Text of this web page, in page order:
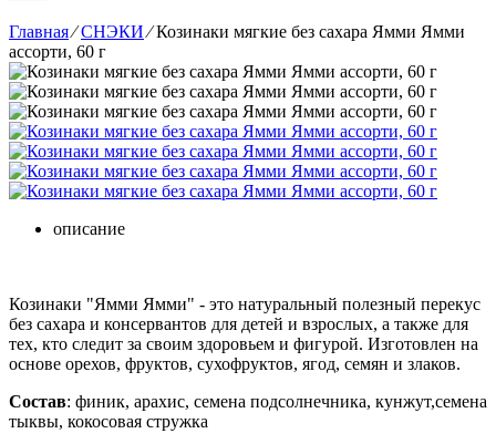
Главная⁄СНЭКИ ⁄ Козинаки мягкие без сахара Ямми Ямми
ассорти, 60 г
описание
Козинаки "Ямми Ямми" - это натуральный полезный перекус
без сахара и консервантов для детей и взрослых, а также для
тех, кто следит за своим здоровьем и фигурой. Изготовлен на
основе орехов, фруктов, сухофруктов, ягод, семян и злаков.
Состав: финик, арахис, семена подсолнечника, кунжут,семена
тыквы, кокосовая стружка